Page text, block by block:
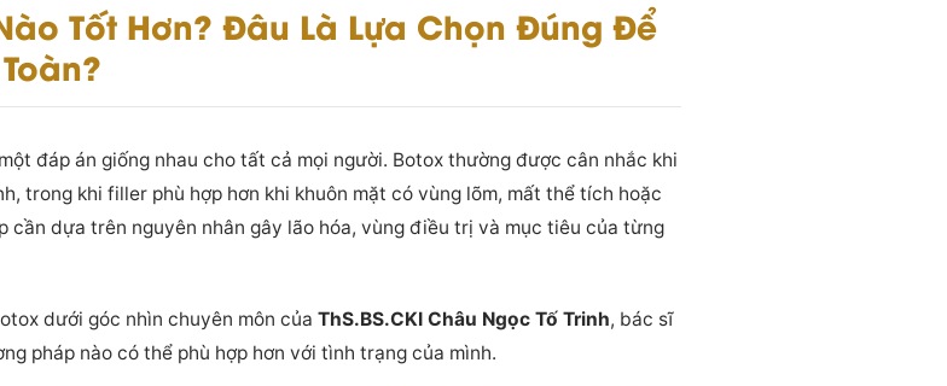
Tốt Hơn? Đâu Là Lựa Chọn Đúng Để
đáp án giống nhau cho tất cả mọi người. Botox thường được cân nhắc khi
trong khi filler phù hợp hơn khi khuôn mặt có vùng lõm, mất thể tích hoặc
cần dựa trên nguyên nhân gây lão hóa, vùng điều trị và mục tiêu của từng
dưới góc nhìn chuyên môn củaThS.BS.CKI Châu Ngọc Tố Trinh, bác sĩ
pháp nào có thể phù hợp hơn với tình trạng của mình.